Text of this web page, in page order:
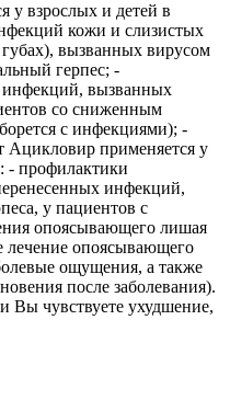
у взрослых и детей в
кожи и слизистых
вызванных вирусом
герпес; -
инфекций, вызванных
со сниженным
с инфекциями); -
Ацикловир применяется у
- профилактики
инфекций,
у пациентов с
опоясывающего лишая
лечение опоясывающего
ощущения, а также
после заболевания).
Вы чувствуете ухудшение,